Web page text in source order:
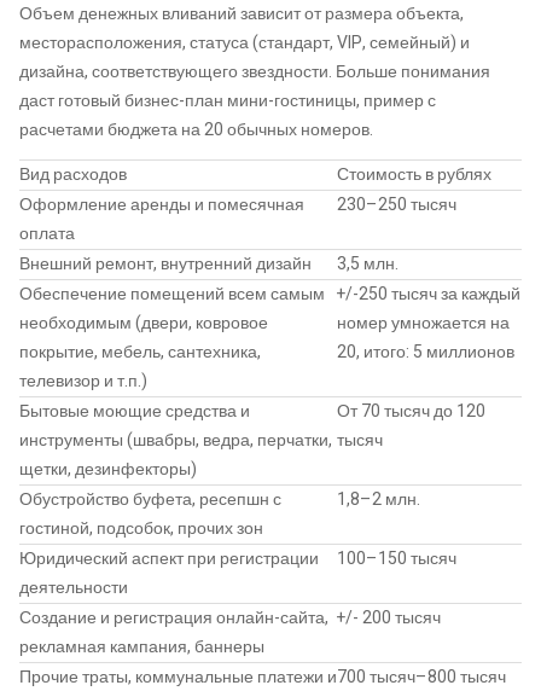
Объем денежных вливаний зависит от размера объекта,
месторасположения, статуса (стандарт, VIP, семейный) и
дизайна, соответствующего звездности. Больше понимания
даст готовый бизнес-план мини-гостиницы, пример с
расчетами бюджета на 20 обычных номеров.
Вид расходов
Стоимость в рублях
Оформление аренды и помесячная
оплата
230–250 тысяч
Внешний ремонт, внутренний дизайн
3,5 млн.
Обеспечение помещений всем самым
необходимым (двери, ковровое
покрытие, мебель, сантехника,
телевизор и т.п.)
+/-250 тысяч за каждый
номер умножается на
20, итого: 5 миллионов
Бытовые моющие средства и
инструменты (швабры, ведра, перчатки,
щетки, дезинфекторы)
От 70 тысяч до 120
тысяч
Обустройство буфета, ресепшн с
гостиной, подсобок, прочих зон
1,8–2 млн.
Юридический аспект при регистрации
деятельности
100–150 тысяч
Создание и регистрация онлайн-сайта,
рекламная кампания, баннеры
+/- 200 тысяч
Прочие траты, коммунальные платежи и700 тысяч–800 тысяч